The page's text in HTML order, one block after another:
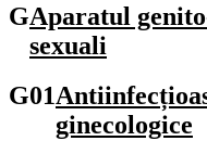
GAparatul
sexuali
G01
ginecologice